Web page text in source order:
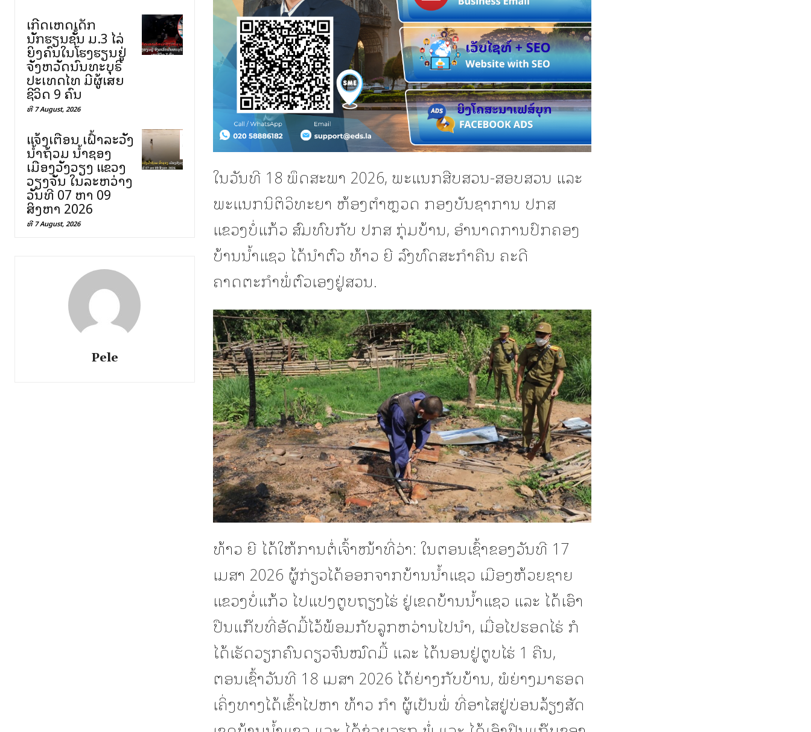
ເກີດເຫດເດັກ
ນັກຮຽນຊັ້ນ ມ.3 ໄລ່
ຍິງຄົນໃນໂຮງຮຽນຢູ່
ຈັງຫວັດນົນທະບຸຣີ
ປະເທດໄທ ມີຜູ້ເສຍ
ຊີວິດ 9 ຄົນ
ທີ 7 August, 2026
ແຈ້ງເຕືອນ ເຝົ້າລະວັງ
ນ້ຳຖ້ວມ ນ້ຳຊອງ
ເມືອງວັງວຽງ ແຂວງ
ວຽງຈັນ ໃນລະຫວ່າງ
ວັນທີ 07 ຫາ 09
ສິງຫາ 2026
ທີ 7 August, 2026
Pele
ໃນວັນທີ 18 ພຶດສະພາ 2026, ພະແນກສືບສວນ-ສອບສວນ ແລະ
ພະແນກນິຕິວິທະຍາ ຫ້ອງຕຳຫຼວດ ກອງບັນຊາການ ປກສ
ແຂວງບໍ່ແກ້ວ ສົມທົບກັບ ປກສ ກຸ່ມບ້ານ, ອຳນາດການປົກຄອງ
ບ້ານນ້ຳແຊວ ໄດ້ນຳຕົວ ທ້າວ ຍີ ລົງທົດສະກຳຄືນ ຄະດີ
ຄາດຕະກຳພໍ່ຕົວເອງຢູ່ສວນ.
ທ້າວ ຍີ ໄດ້ໃຫ້ການຕໍ່ເຈົ້າໜ້າທີ່ວ່າ: ໃນຕອນເຊົ້າຂອງວັນທີ 17
ເມສາ 2026 ຜູ້ກ່ຽວໄດ້ອອກຈາກບ້ານນໍ້າແຊວ ເມືອງຫ້ວຍຊາຍ
ແຂວງບໍ່ແກ້ວ ໄປແປງຕູບຖຽງໄຮ່ ຢູ່ເຂດບ້ານນໍ້າແຊວ ແລະ ໄດ້ເອົາ
ປືນແກ໊ບທີ່ອັດມື້ໄວ້ພ້ອມກັບລູກຫວ່ານໄປນຳ, ເມື່ອໄປຮອດໄຮ່ ກໍ
ໄດ້ເຮັດວຽກຄົນດຽວຈົນໝົດມື້ ແລະ ໄດ້ນອນຢູ່ຕູບໄຮ່ 1 ຄືນ,
ຕອນເຊົ້າວັນທີ 18 ເມສາ 2026 ໄດ້ຍ່າງກັບບ້ານ, ພໍຍ່າງມາຮອດ
ເຄິ່ງທາງໄດ້ເຂົ້າໄປຫາ ທ້າວ ກໍາ ຜູ້ເປັນພໍ່ ທີ່ອາໄສຢູ່ບ່ອນລ້ຽງສັດ